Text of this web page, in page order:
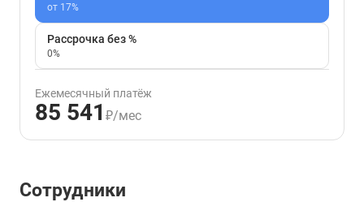
от 17%
Рассрочка без %
0%
Ежемесячный платёж
85 541 ₽/мес
Сотрудники